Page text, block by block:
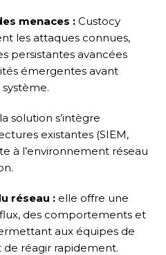
menaces : Custocy
les attaques connues,
persistantes avancées
émergentes avant
système.
la solution s’intègre
existantes (SIEM,
à l’environnement réseau
réseau : elle offre une
des comportements et
aux équipes de
de réagir rapidement.